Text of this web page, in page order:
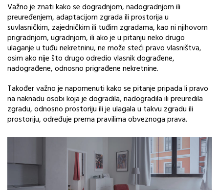
Važno je znati kako se dogradnjom, nadogradnjom ili
preuređenjem, adaptacijom zgrada ili prostorija u
suvlasničkim, zajedničkim ili tuđim zgradama, kao ni njihovom
prigradnjom, ugradnjom, ili ako je u pitanju neko drugo
ulaganje u tuđu nekretninu, ne može steći pravo vlasništva,
osim ako nije što drugo odredio vlasnik dograđene,
nadograđene, odnosno prigrađene nekretnine.
Također važno je napomenuti kako se pitanje pripada li pravo
na naknadu osobi koja je dogradila, nadogradila ili preuredila
zgradu, odnosno prostoriju ili je ulagala u takvu zgradu ili
prostoriju, određuje prema pravilima obveznoga prava.